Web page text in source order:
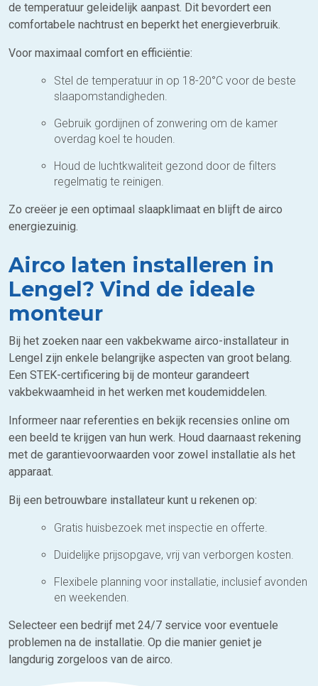
de temperatuur geleidelijk aanpast. Dit bevordert een
comfortabele nachtrust en beperkt het energieverbruik.
Voor maximaal comfort en efficiëntie:
Stel de temperatuur in op 18-20°C voor de beste
slaapomstandigheden.
Gebruik gordijnen of zonwering om de kamer
overdag koel te houden.
Houd de luchtkwaliteit gezond door de filters
regelmatig te reinigen.
Zo creëer je een optimaal slaapklimaat en blijft de airco
energiezuinig.
Airco laten installeren in
Lengel? Vind de ideale
monteur
Bij het zoeken naar een vakbekwame airco-installateur in
Lengel zijn enkele belangrijke aspecten van groot belang.
Een STEK-certificering bij de monteur garandeert
vakbekwaamheid in het werken met koudemiddelen.
Informeer naar referenties en bekijk recensies online om
een beeld te krijgen van hun werk. Houd daarnaast rekening
met de garantievoorwaarden voor zowel installatie als het
apparaat.
Bij een betrouwbare installateur kunt u rekenen op:
Gratis huisbezoek met inspectie en offerte.
Duidelijke prijsopgave, vrij van verborgen kosten.
Flexibele planning voor installatie, inclusief avonden
en weekenden.
Selecteer een bedrijf met 24/7 service voor eventuele
problemen na de installatie. Op die manier geniet je
langdurig zorgeloos van de airco.